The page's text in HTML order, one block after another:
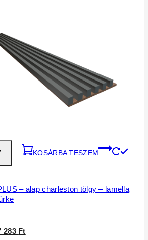
KOSÁRBA TESZEM
– alap charleston tölgy – lamella
283 Ft